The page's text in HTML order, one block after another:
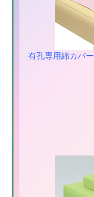
有孔専用綿カバー